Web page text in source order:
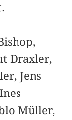
Draxler,
Jens
Müller,